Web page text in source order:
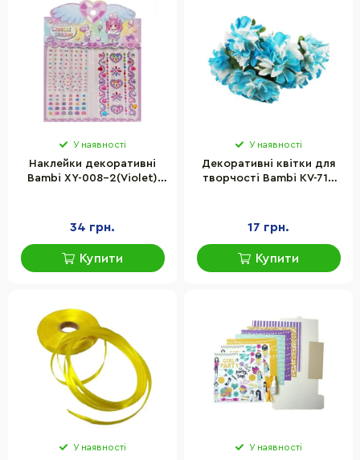
У наявності
Наклейки декоративні
Bambi XY-008-2(Violet)
34 грн.
Купити
У наявності
Декоративні квітки для
творчості Bambi KV-719
17 грн.
Купити
У наявності У наявності